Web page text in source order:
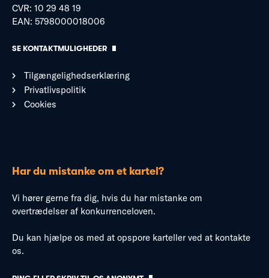
CVR: 10 29 48 19
EAN: 5798000018006
SE KONTAKTMULIGHEDER
Tilgængelighedserklæring
Privatlivspolitik
Cookies
Har du mistanke om et kartel?
Vi hører gerne fra dig, hvis du har mistanke om
overtrædelser af konkurrenceloven.
Du kan hjælpe os med at opspore karteller ved at kontakte
os.